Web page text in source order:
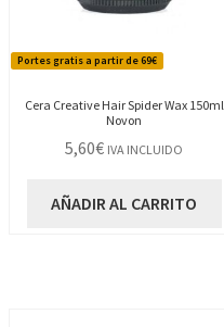
Portes gratis a partir de 69€
Cera Creative Hair Spider Wax 150ml
Novon
5,60€ IVA INCLUIDO
AÑADIR AL CARRITO